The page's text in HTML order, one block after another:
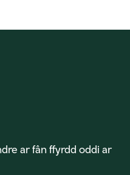
ar fân ffyrdd oddi ar